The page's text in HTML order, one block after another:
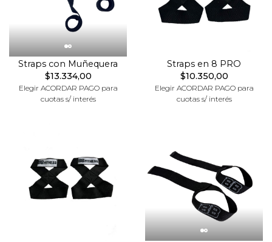
Straps con Muñequera
$13.334,00
Elegir ACORDAR PAGO para
cuotas s/ interés
Straps en 8 PRO
$10.350,00
Elegir ACORDAR PAGO para
cuotas s/ interés